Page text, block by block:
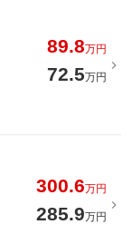
89.8万円
72.5万円
300.6万円
285.9万円